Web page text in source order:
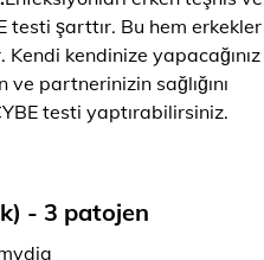
testi şarttır. Bu hem erkekler
kendinize yapacağınız
partnerinizin sağlığını
testi yaptırabilirsiniz.
- 3 patojen